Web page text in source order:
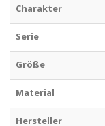
Charakter
Serie
Größe
Material
Hersteller